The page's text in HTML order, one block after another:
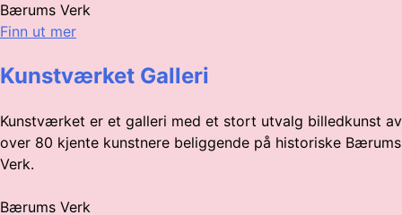
Bærums Verk
Finn ut mer
Kunstværket Galleri
Kunstværket er et galleri med et stort utvalg billedkunst av
over 80 kjente kunstnere beliggende på historiske Bærums
Verk.
Bærums Verk